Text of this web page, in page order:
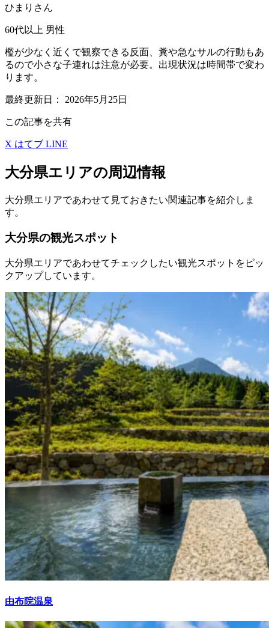
ひまりさん
60代以上 男性
檻が少なく近くで観察できる反面、糞や急なサルの行動もあ
るので小さな子連れは注意が必要。出現状況は時間帯で変わ
ります。
最終更新日： 2026年5月25日
この記事を共有
X はてブ LINE
大分県エリアの周辺情報
大分県エリアであわせて見ておきたい関連記事を紹介しま
す。
大分県の観光スポット
大分県エリアであわせてチェックしたい観光スポットをピッ
クアップしています。
由布院温泉